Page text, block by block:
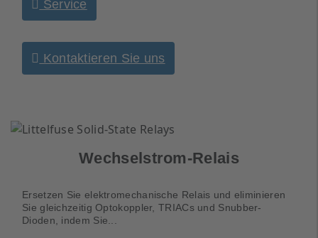
Service
Kontaktieren Sie uns
Wechselstrom-Relais​​​​​​​
Ersetzen Sie elektromechanische Relais und eliminieren
Sie gleichzeitig Optokoppler, TRIACs und Snubber-
Dioden, indem Sie...